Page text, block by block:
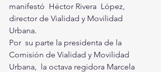
manifestó  Héctor Rivera  López,
director de Vialidad y Movilidad
Urbana.
Por  su parte la presidenta de la
Comisión de Vialidad y Movilidad
Urbana,  la octava regidora Marcela